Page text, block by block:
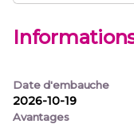
Date d'embauche
2026-10-19
Avantages